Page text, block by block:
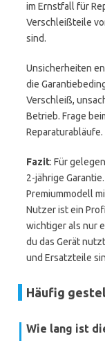
im Ernstfall für
Verschleißteile
sind.
Unsicherheiten
die
Verschleiß,
Betrieb. Frage
Reparaturabläufe.
Fazit: Für
2-jährige
Premiummodell
Nutzer ist ein
wichtiger als nur
du das Gerät
und Ersatzteile
Häufig
Wie lang ist